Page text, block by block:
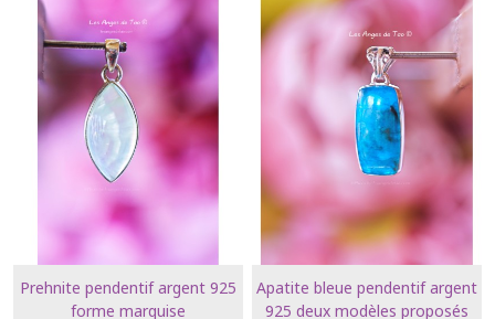
Prehnite pendentif argent 925
forme marquise
Apatite bleue pendentif argent
925 deux modèles proposés